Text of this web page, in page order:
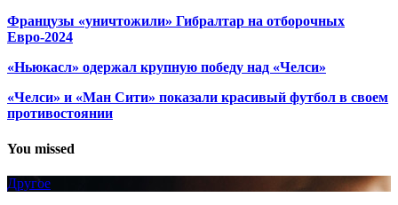
Французы «уничтожили» Гибралтар на отборочных
Евро-2024
«Ньюкасл» одержал крупную победу над «Челси»
«Челси» и «Ман Сити» показали красивый футбол в своем
противостоянии
You missed
Другое